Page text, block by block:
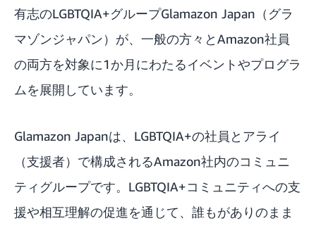
有志のLGBTQIA+グループGlamazon Japan（グラ
マゾンジャパン）が、一般の方々とAmazon社員
の両方を対象に1か月にわたるイベントやプログラ
ムを展開しています。
Glamazon Japanは、LGBTQIA+の社員とアライ
（支援者）で構成されるAmazon社内のコミュニ
ティグループです。LGBTQIA+コミュニティへの支
援や相互理解の促進を通じて、誰もがありのまま